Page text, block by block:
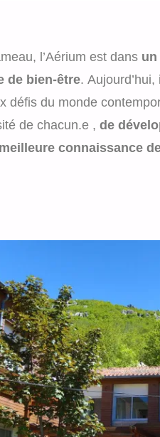
l’Aérium est dans un
de bien-être.
défis du monde
de chacun.e ,de
connaissance